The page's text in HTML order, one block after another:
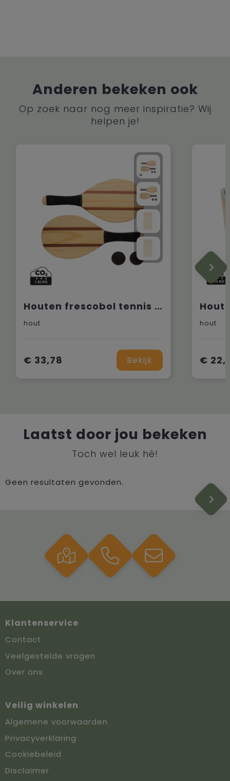
Anderen bekeken ook
Op zoek naar nog meer inspiratie? Wij
helpen je!
Houten frescobol tennis set
hout
€ 33,78 Bekijk
hout
€
Laatst door jou bekeken
Toch wel leuk hé!
Geen resultaten gevonden.
Klantenservice
Contact
Veelgestelde vragen
Over ons
Veilig winkelen
Algemene voorwaarden
Privacyverklaring
Cookiebeleid
Disclaimer